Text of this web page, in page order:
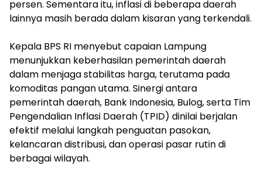
persen. Sementara itu, inflasi di beberapa daerah
lainnya masih berada dalam kisaran yang terkendali.
‎Kepala BPS RI menyebut capaian Lampung
menunjukkan keberhasilan pemerintah daerah
dalam menjaga stabilitas harga, terutama pada
komoditas pangan utama. Sinergi antara
pemerintah daerah, Bank Indonesia, Bulog, serta Tim
Pengendalian Inflasi Daerah (TPID) dinilai berjalan
efektif melalui langkah penguatan pasokan,
kelancaran distribusi, dan operasi pasar rutin di
berbagai wilayah.